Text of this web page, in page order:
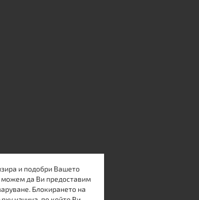
и подобри Вашето
можем да Ви предоставим
Блокирането на